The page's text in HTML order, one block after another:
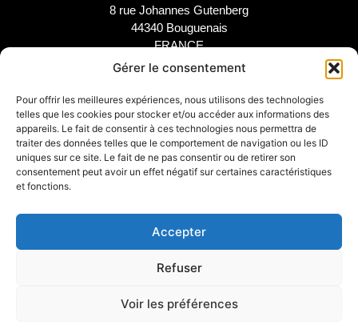
Gérer le consentement
Pour offrir les meilleures expériences, nous utilisons des technologies
telles que les cookies pour stocker et/ou accéder aux informations des
appareils. Le fait de consentir à ces technologies nous permettra de
traiter des données telles que le comportement de navigation ou les ID
uniques sur ce site. Le fait de ne pas consentir ou de retirer son
consentement peut avoir un effet négatif sur certaines caractéristiques
et fonctions.
Accepter
Refuser
Voir les préférences
8 rue Johannes Gutenberg
44340 Bouguenais
FRANCE
02 40 46 66 64
MARQUE
Notre Histoire
Nos Engagements
Nos Distributeurs
SUPPORT
SAV
Étude et configuration